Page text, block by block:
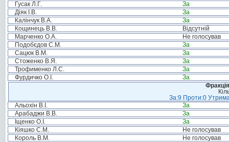
Гусак Л.Г.
За
Діяк І.В.
За
Калінчук В.А.
За
Кощинець В.В.
Відсутній
Марченко О.А.
Не голосував
Подобєдов С.М.
За
Сацюк В.М.
За
Стоженко В.Я.
За
Трофименко Л.С.
За
Фурдичко О.І.
За
За:9 Проти:0
Альохін В.І.
За
Арабаджи В.В.
За
Іщенко О.І.
За
Кіяшко С.М.
Не голосував
Король В.М.
Не голосував